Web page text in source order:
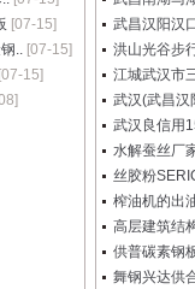
[07-15]
.. [07-15]
[07-15]
武昌汉阳汉
洪山光谷步
江城武汉市
武汉(武昌汉
武汉良信用
水解蚕丝厂
丝胶粉
榨油机的出
高层建筑结
供普碳素钢
舞钢兴达供